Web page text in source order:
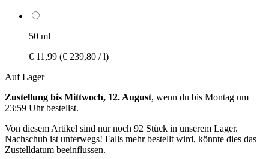
50 ml
€ 11,99 (€ 239,80 / l)
Auf Lager
Zustellung bis Mittwoch, 12. August, wenn du bis Montag um
23:59 Uhrbestellst.
Von diesem Artikel sind nur noch 92 Stück in unserem Lager.
Nachschub ist unterwegs! Falls mehr bestellt wird, könnte dies das
Zustelldatum beeinflussen.